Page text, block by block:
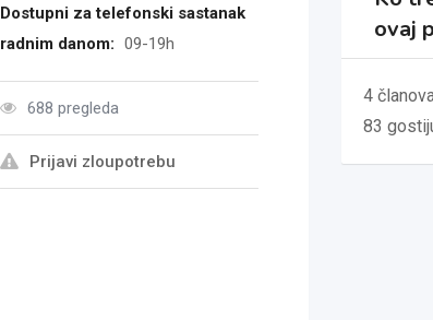
Dostupni za telefonski sastanak
radnim danom: 09-19h
688 pregleda
Prijavi zloupotrebu
ovaj
4
83